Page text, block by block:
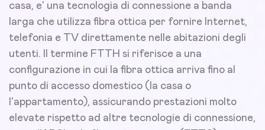
casa, e' una tecnologia di connessione a banda
larga che utilizza fibra ottica per fornire Internet,
telefonia e TV direttamente nelle abitazioni degli
utenti. Il termine FTTH si riferisce a una
configurazione in cui la fibra ottica arriva fino al
punto di accesso domestico (la casa o
l'appartamento), assicurando prestazioni molto
elevate rispetto ad altre tecnologie di connessione,